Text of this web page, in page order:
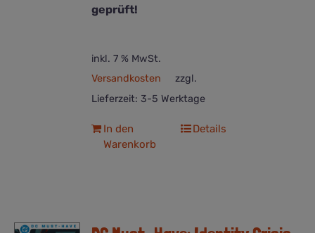
geprüft!
inkl. 7 % MwSt.
zzgl.
Versandkosten
Lieferzeit: 3-5 Werktage
In den
Warenkorb
Details